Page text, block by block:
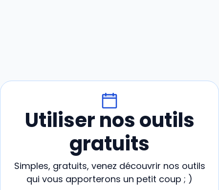
Utiliser nos outils
gratuits
Simples, gratuits, venez découvrir nos outils
qui vous apporterons un petit coup ; )